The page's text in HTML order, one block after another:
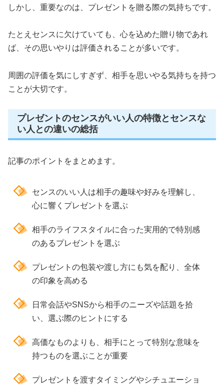
しかし、重要なのは、プレゼントを贈る際の気持ちです。
たとえセンスに欠けていても、心を込めた贈り物であれ
ば、その思いやりは評価されることが多いです。
周囲の評価を気にしすぎず、相手を思いやる気持ちを持つ
ことが大切です。
プレゼントのセンスがいい人の特徴とセンスな
い人との違いの総括
記事のポイントをまとめます。
センスのいい人は相手の趣味や好みを理解し、
心に響くプレゼントを選ぶ
相手のライフスタイルに合った実用的で特別感
のあるプレゼントを選ぶ
プレゼントの包装や渡し方にも気を配り、全体
の印象を高める
日常会話やSNSから相手のニーズや話題を拾
い、選ぶ際のヒントにする
高価なものよりも、相手にとって特別な意味を
持つものを選ぶことが重要
プレゼントを渡すタイミングやシチュエーショ